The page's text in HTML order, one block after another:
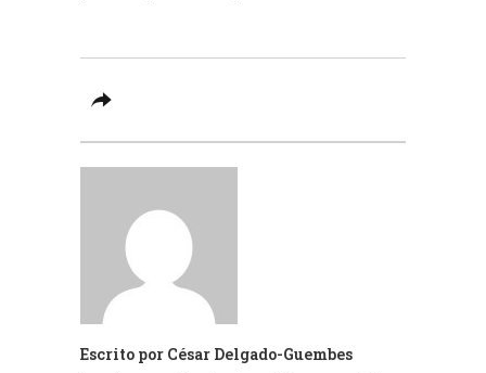
Escrito por César Delgado-Guembes